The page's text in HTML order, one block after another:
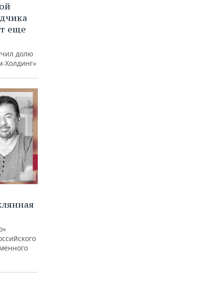
еще
долю
Холдинг»